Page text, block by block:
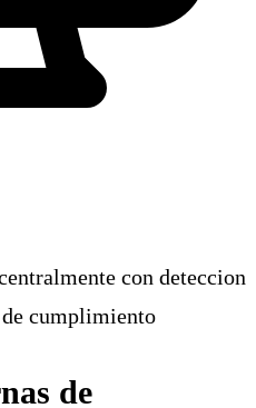
con deteccion
cumplimiento
de